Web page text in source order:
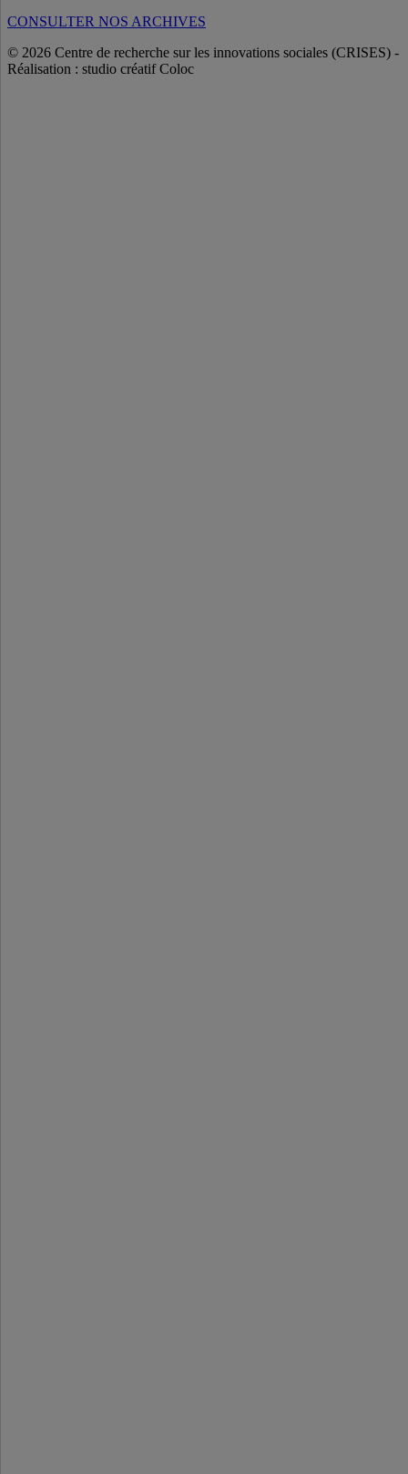
CONSULTER NOS ARCHIVES
© 2026 Centre de recherche sur les innovations sociales (CRISES) -
Réalisation : studio créatif Coloc